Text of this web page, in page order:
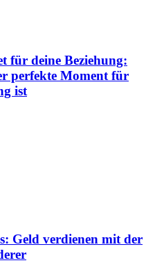
für deine Beziehung:
perfekte Moment für
ist
Geld verdienen mit der